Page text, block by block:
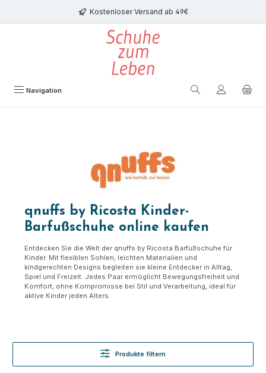
Zum Hauptinhalt springen Kostenloser Versand ab 49€
Navigation
qnuffs by Ricosta Kinder-
Barfußschuhe online kaufen
Entdecken Sie die Welt der qnuffs by Ricosta Barfußschuhe für
Kinder. Mit flexiblen Sohlen, leichten Materialien und
kindgerechten Designs begleiten sie kleine Entdecker in Alltag,
Spiel und Freizeit. Jedes Paar ermöglicht Bewegungsfreiheit und
Komfort, ohne Kompromisse bei Stil und Verarbeitung, ideal für
aktive Kinder jeden Alters.
Produkte filtern